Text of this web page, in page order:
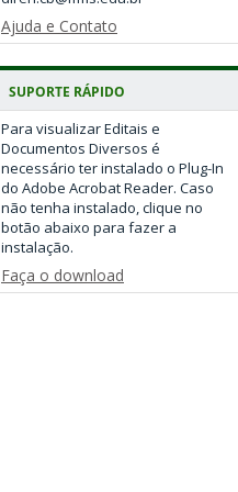
Ajuda e Contato
SUPORTE RÁPIDO
Para visualizar Editais e
Documentos Diversos é
necessário ter instalado o Plug-In
do Adobe Acrobat Reader. Caso
não tenha instalado, clique no
botão abaixo para fazer a
instalação.
Faça o download